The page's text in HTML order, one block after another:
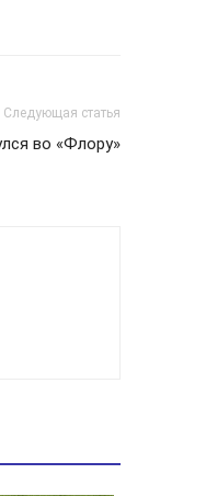
Следующая статья
во «Флору»